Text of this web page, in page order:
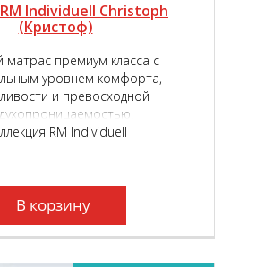
Individuell Christoph
(Кристоф)
матрас премиум класса с
уровнем комфорта,
и превосходной
RM Individuell
В корзину